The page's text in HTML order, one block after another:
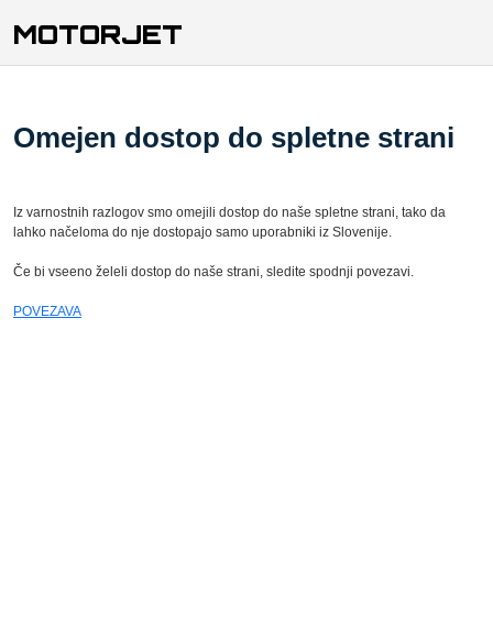
MOTORJET
Omejen dostop do spletne strani
Iz varnostnih razlogov smo omejili dostop do naše spletne strani, tako da
lahko načeloma do nje dostopajo samo uporabniki iz Slovenije.
Če bi vseeno želeli dostop do naše strani, sledite spodnji povezavi.
POVEZAVA